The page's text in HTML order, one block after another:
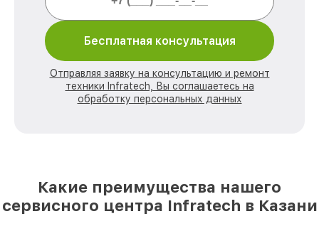
Бесплатная консультация
Отправляя заявку на консультацию и ремонт
техники Infratech, Вы соглашаетесь на
обработку персональных данных
Какие преимущества нашего
сервисного центра Infratech в Казани